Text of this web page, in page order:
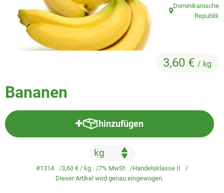
Veggie & Vegan
Backwaren
Trockensortiment
Natur-Drogerie
AllerLiebe
Großgebinde
Über uns
Bananen
3,60 € / kg
, Herkunft:
Dominikanische
Republik
hinzufügen
Produkt zum Warenkorb
#1314 3,60 € / kg 7% MwSt
Handelsklasse II
Dieser Artikel wird genau eingewogen.